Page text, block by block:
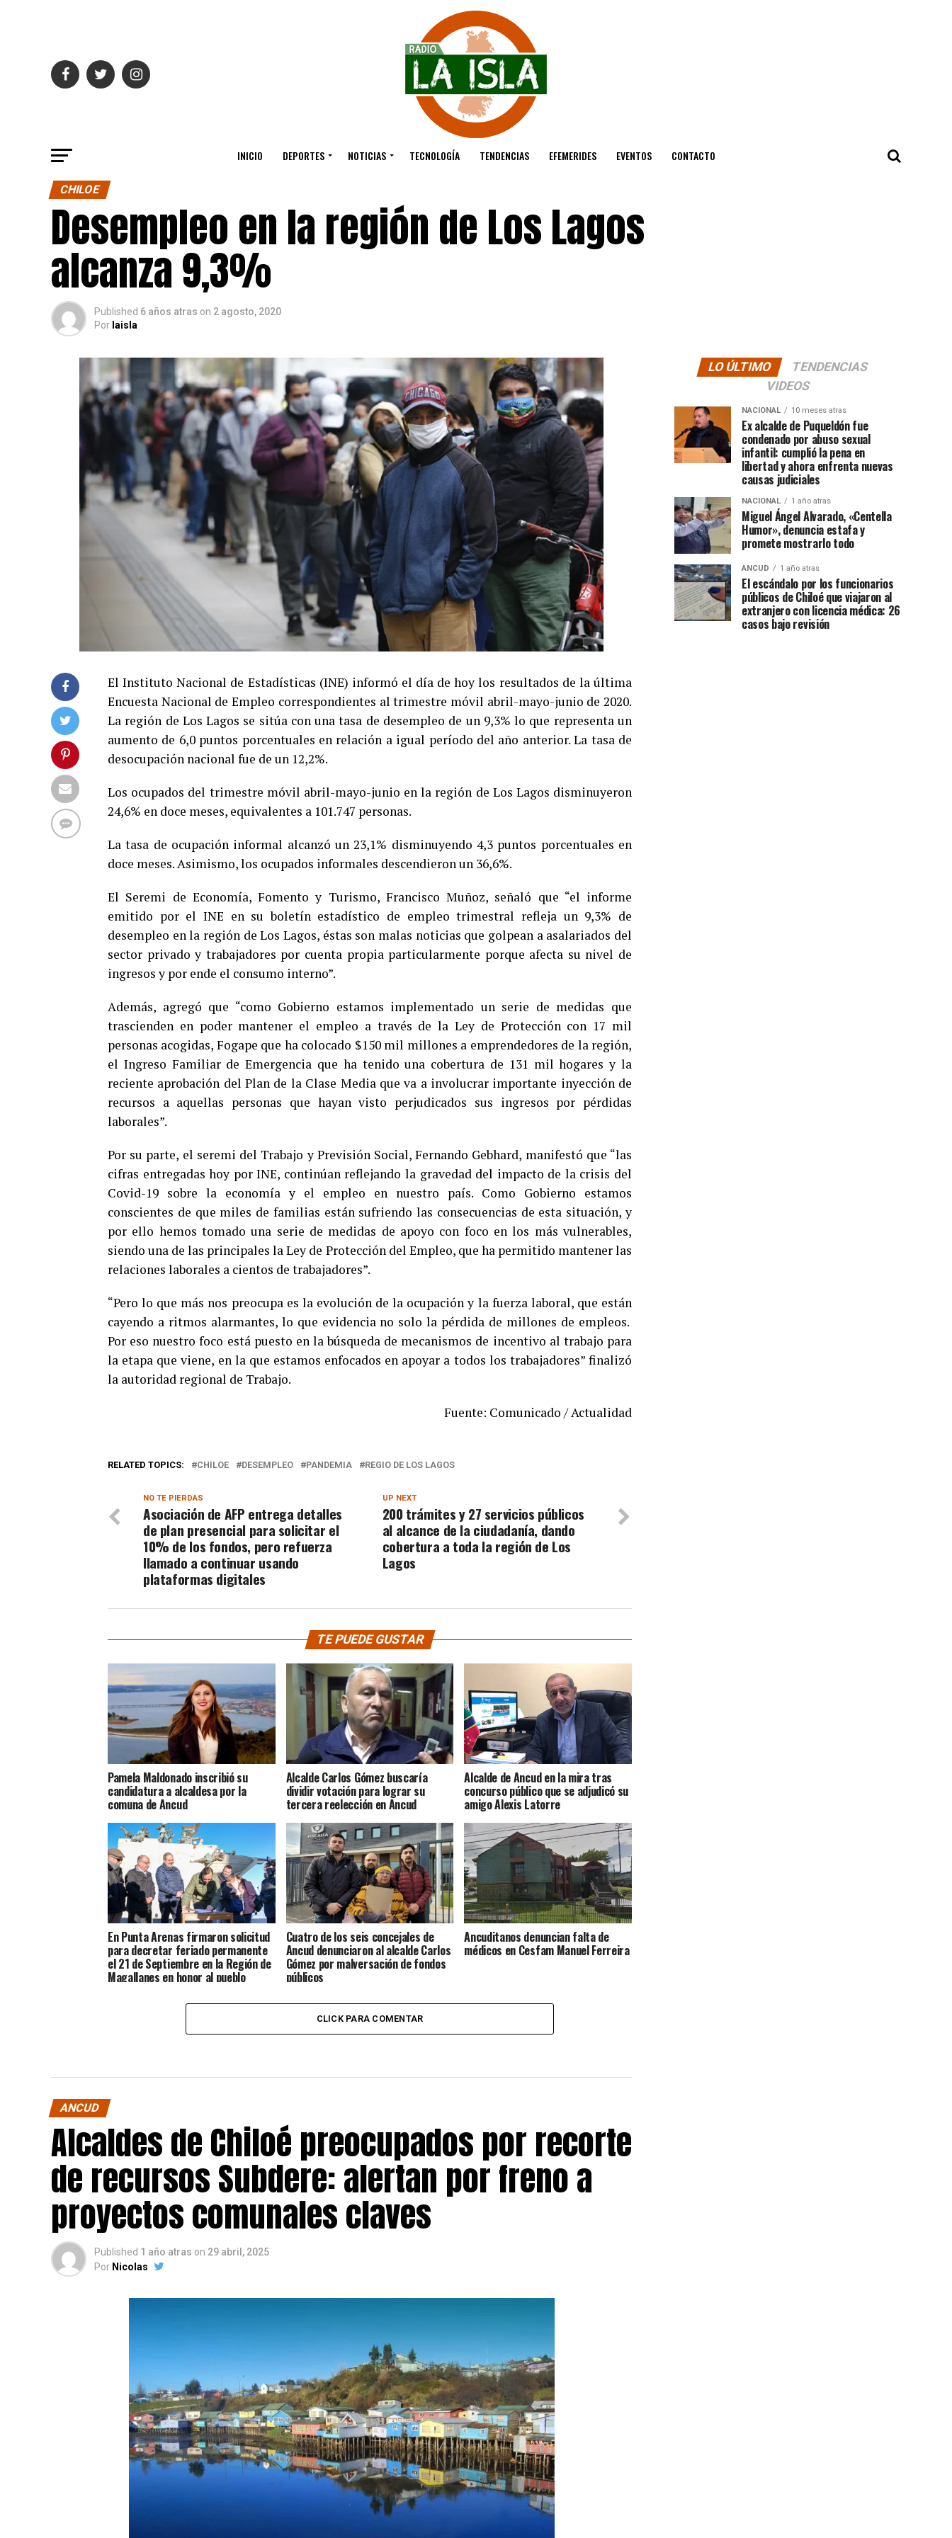
INICIO DEPORTES NOTICIAS TECNOLOGÍA TENDENCIAS EFEMERIDES EVENTOS CONTACTO
CHILOE
Desempleo en la región de Los Lagos
alcanza 9,3%
Published 6 años atras on 2 agosto, 2020
Por laisla
El Instituto Nacional de Estadísticas (INE) informó el día de hoy los resultados de la última
Encuesta Nacional de Empleo correspondientes al trimestre móvil abril-mayo-junio de 2020.
La región de Los Lagos se sitúa con una tasa de desempleo de un 9,3% lo que representa un
aumento de 6,0 puntos porcentuales en relación a igual período del año anterior. La tasa de
desocupación nacional fue de un 12,2%.
Los ocupados del trimestre móvil abril-mayo-junio en la región de Los Lagos disminuyeron
24,6% en doce meses, equivalentes a 101.747 personas.
La tasa de ocupación informal alcanzó un 23,1% disminuyendo 4,3 puntos porcentuales en
doce meses. Asimismo, los ocupados informales descendieron un 36,6%.
El Seremi de Economía, Fomento y Turismo, Francisco Muñoz, señaló que “el informe
emitido por el INE en su boletín estadístico de empleo trimestral refleja un 9,3% de
desempleo en la región de Los Lagos, éstas son malas noticias que golpean a asalariados del
sector privado y trabajadores por cuenta propia particularmente porque afecta su nivel de
ingresos y por ende el consumo interno”.
Además, agregó que “como Gobierno estamos implementado un serie de medidas que
trascienden en poder mantener el empleo a través de la Ley de Protección con 17 mil
personas acogidas, Fogape que ha colocado $150 mil millones a emprendedores de la región,
el Ingreso Familiar de Emergencia que ha tenido una cobertura de 131 mil hogares y la
reciente aprobación del Plan de la Clase Media que va a involucrar importante inyección de
recursos a aquellas personas que hayan visto perjudicados sus ingresos por pérdidas
laborales”.
Por su parte, el seremi del Trabajo y Previsión Social, Fernando Gebhard, manifestó que “las
cifras entregadas hoy por INE, continúan reflejando la gravedad del impacto de la crisis del
Covid-19 sobre la economía y el empleo en nuestro país. Como Gobierno estamos
conscientes de que miles de familias están sufriendo las consecuencias de esta situación, y
por ello hemos tomado una serie de medidas de apoyo con foco en los más vulnerables,
siendo una de las principales la Ley de Protección del Empleo, que ha permitido mantener las
relaciones laborales a cientos de trabajadores”.
“Pero lo que más nos preocupa es la evolución de la ocupación y la fuerza laboral, que están
cayendo a ritmos alarmantes, lo que evidencia no solo la pérdida de millones de empleos.
Por eso nuestro foco está puesto en la búsqueda de mecanismos de incentivo al trabajo para
la etapa que viene, en la que estamos enfocados en apoyar a todos los trabajadores” finalizó
la autoridad regional de Trabajo.
Fuente: Comunicado / Actualidad
RELATED TOPICS: CHILOE DESEMPLEO PANDEMIA REGIO DE LOS LAGOS
UP NEXT
200 trámites y 27 servicios públicos
al alcance de la ciudadanía, dando
cobertura a toda la región de Los
Lagos
NO TE PIERDAS
Asociación de AFP entrega detalles
de plan presencial para solicitar el
10% de los fondos, pero refuerza
llamado a continuar usando
plataformas digitales
TE PUEDE GUSTAR
Pamela Maldonado inscribió su
candidatura a alcaldesa por la
comuna de Ancud
Alcalde Carlos Gómez buscaría
dividir votación para lograr su
tercera reelección en Ancud
Alcalde de Ancud en la mira tras
concurso público que se adjudicó su
amigo Alexis Latorre
En Punta Arenas firmaron solicitud
para decretar feriado permanente
el 21 de Septiembre en la Región de
Magallanes en honor al pueblo
Cuatro de los seis concejales de
Ancud denunciaron al alcalde Carlos
Gómez por malversación de fondos
públicos
Ancuditanos denuncian falta de
médicos en Cesfam Manuel Ferreira
CLICK PARA COMENTAR
ANCUD
Alcaldes de Chiloé preocupados por recorte
de recursos Subdere: alertan por freno a
proyectos comunales claves
Published 1 año atras on 29 abril, 2025
Por Nicolas
LO ÚLTIMO
TENDENCIAS
VIDEOS
NACIONAL 10 meses atras
Ex alcalde de Puqueldón fue
condenado por abuso sexual
infantil: cumplió la pena en
libertad y ahora enfrenta nuevas
causas judiciales
NACIONAL 1 año atras
Miguel Ángel Alvarado, «Centella
Humor», denuncia estafa y
promete mostrarlo todo
ANCUD 1 año atras
El escándalo por los funcionarios
públicos de Chiloé que viajaron al
extranjero con licencia médica: 26
casos bajo revisión